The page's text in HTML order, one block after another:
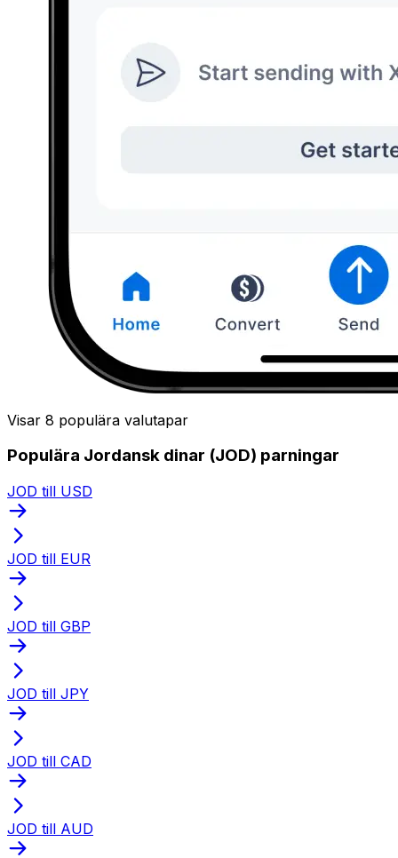
Visar 8 populära valutapar
Populära Jordansk dinar (JOD) parningar
JOD till USD
JOD till EUR
JOD till GBP
JOD till JPY
JOD till CAD
JOD till AUD